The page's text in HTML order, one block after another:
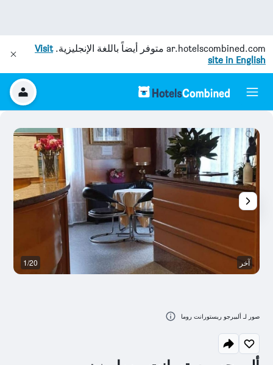
ar.hotelscombined.com متوفر أيضاً باللغة الإنجليزية.Visit
site in English
آخر 1/20
صور لـ ألبيرجو ريستورانت روما